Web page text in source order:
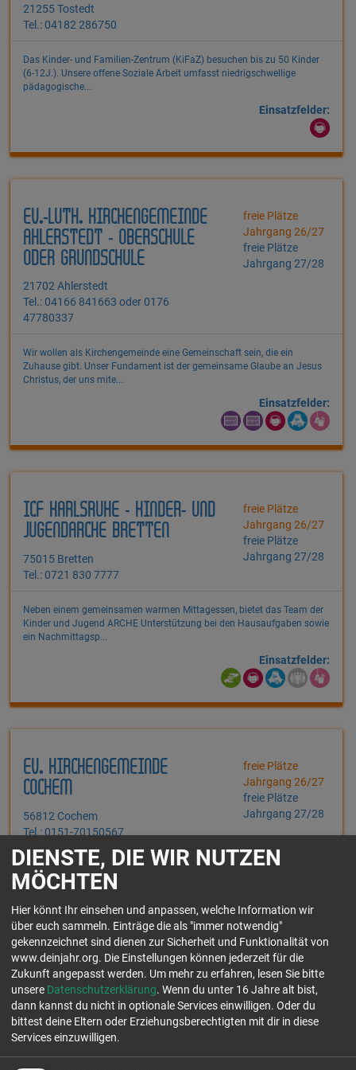
21255 Tostedt
Tel.: 04182 286750
Das Kinder- und Familien-Zentrum (KiFaZ) besuchen bis zu 50 Kinder
(6-12J.). Unsere offene Soziale Arbeit umfasst niedrigschwellige
pädagogische...
Einsatzfelder:
EV.-LUTH. KIRCHENGEMEINDE
AHLERSTEDT - OBERSCHULE
ODER GRUNDSCHULE
21702 Ahlerstedt
Tel.: 04166 841663 oder 0176
47780337
freie Plätze
Jahrgang 26/27
freie Plätze
Jahrgang 27/28
Wir wollen als Kirchengemeinde eine Gemeinschaft sein, die ein
Zuhause gibt. Unser Fundament ist der gemeinsame Glaube an Jesus
Christus, der uns mite...
Einsatzfelder:
ICF KARLSRUHE - KINDER- UND
JUGENDARCHE BRETTEN
75015 Bretten
Tel.: 0721 830 7777
freie Plätze
Jahrgang 26/27
freie Plätze
Jahrgang 27/28
Neben einem gemeinsamen warmen Mittagessen, bietet das Team der
Kinder und Jugend ARCHE Unterstützung bei den Hausaufgaben sowie
ein Nachmittagsp...
Einsatzfelder:
EV. KIRCHENGEMEINDE
COCHEM
56812 Cochem
Tel.: 0151-70150567
freie Plätze
Jahrgang 26/27
freie Plätze
Jahrgang 27/28
Du suchst ein vielseitiges und herausforderndes FSJ, bei dem du nicht
ein Jahr lang das gleiche machst? Dann bist du bei uns genau
Einsatzfelder:
LIVINGROOM - HELP YOUTH
GROW E.V.
freie Plätze
freie Plätze
DIENSTE, DIE WIR NUTZEN
MÖCHTEN
Hier könnt Ihr einsehen und anpassen, welche Information wir
über euch sammeln. Einträge die als "immer notwendig"
gekennzeichnet sind dienen zur Sicherheit und Funktionalität von
www.deinjahr.org. Die Einstellungen können jederzeit für die
Zukunft angepasst werden. Um mehr zu erfahren, lesen Sie bitte
unsere Datenschutzerklärung. Wenn du unter 16 Jahre alt bist,
dann kannst du nicht in optionale Services einwilligen. Oder du
bittest deine Eltern oder Erziehungsberechtigten mit dir in diese
Services einzuwilligen.